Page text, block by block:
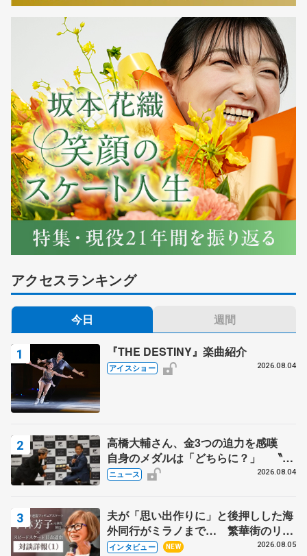
アクセスランキング
今日 週間
『THE DESTINY』楽曲紹介
アイスショー 2026.08.04
高橋大輔さん、金3つの迫力を感嘆
自身のメダルは「どちらに？」 〝リ
ス兄弟〟オリンピック3連覇の野村忠
ニュース 2026.08.04
夫が「思い出作りに」と後押しした海
外同行がミラノまで… 繁華街のリン
クでは不良のお兄さんも味方に 小林
インタビュー NEW 2026.08.05